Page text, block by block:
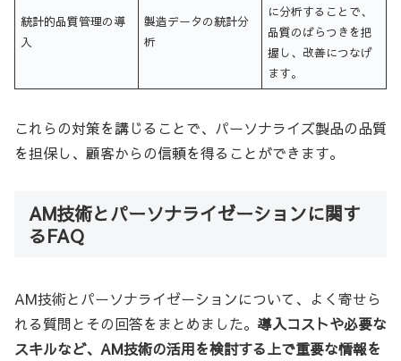
統計的品質管理の導
入
製造データの統計分
析
に分析することで、
品質のばらつきを把
握し、改善につなげ
ます。
これらの対策を講じることで、パーソナライズ製品の品質
を担保し、顧客からの信頼を得ることができます。
AM技術とパーソナライゼーションに関す
るFAQ
AM技術とパーソナライゼーションについて、よく寄せら
れる質問とその回答をまとめました。導入コストや必要な
スキルなど、AM技術の活用を検討する上で重要な情報を